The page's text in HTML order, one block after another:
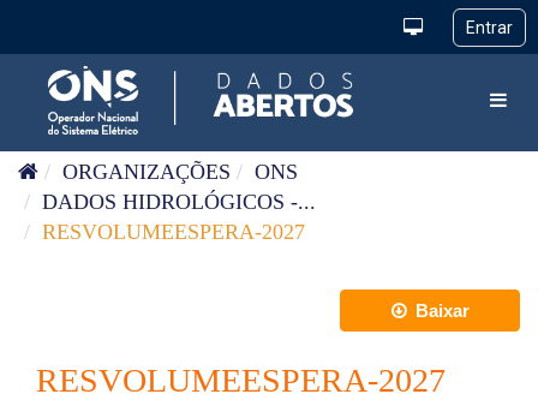
ORGANIZAÇÕES
ONS
DADOS HIDROLÓGICOS -...
RESVOLUMEESPERA-2027
Baixar
RESVOLUMEESPERA-2027